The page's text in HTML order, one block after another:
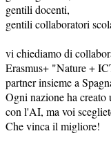
gentili docenti,
gentili collaboratori
vi chiediamo di
Erasmus+ "Nature +
partner insieme a
Ogni nazione ha
con l'AI, ma voi
Che vinca il migliore!